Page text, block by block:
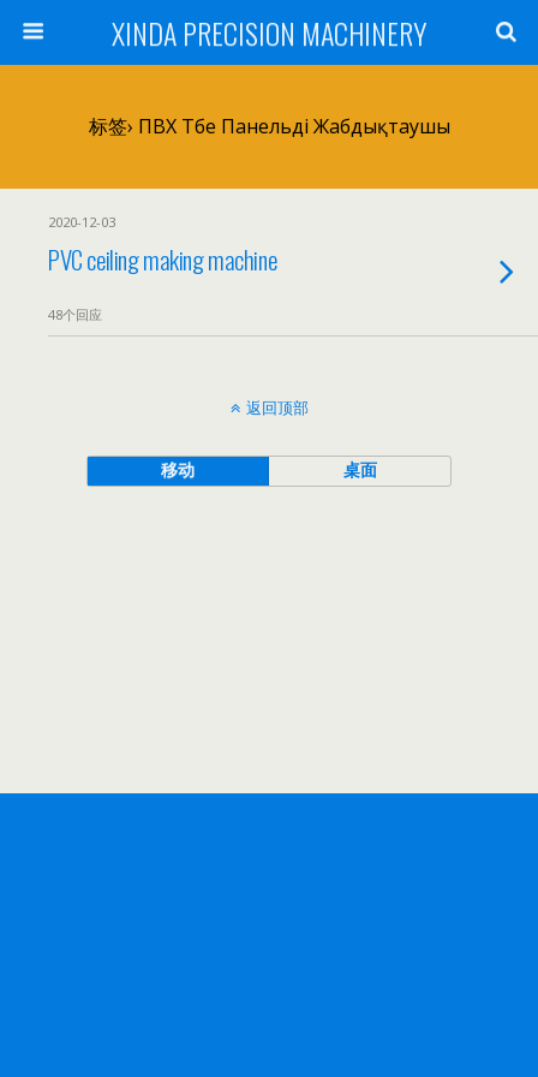
XINDA PRECISION MACHINERY
标签› ПВХ Төбе Панельді Жабдықтаушы
2020-12-03
PVC ceiling making machine
48个回应
返回顶部
移动 桌面